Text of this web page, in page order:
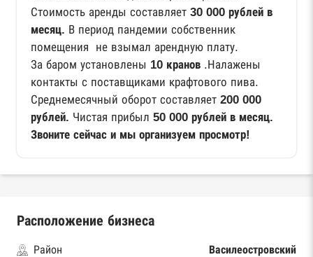
Стоимость аренды составляет 30 000 рублей в
месяц. В период пандемии собственник
помещения не взымал арендную плату.
За баром установлены 10 кранов .Налажены
контакты с поставщиками крафтового пива.
Среднемесячный оборот составляет 200 000
рублей. Чистая прибыл 50 000 рублей в месяц.
Звоните сейчас и мы организуем просмотр!
Расположение бизнеса
Район
Василеостровский